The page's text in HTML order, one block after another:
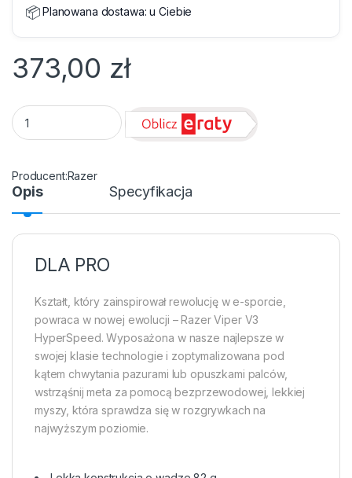
📦Planowana dostawa:u Ciebie
373,00 zł
Mysz Razer Viper V3 quantity
Razer
Opis Specyfikacja
DLA PRO
Kształt, który zainspirował rewolucję w e-sporcie,
powraca w nowej ewolucji – Razer Viper V3
HyperSpeed. Wyposażona w nasze najlepsze w
swojej klasie technologie i zoptymalizowana pod
kątem chwytania pazurami lub opuszkami palców,
wstrząśnij meta za pomocą bezprzewodowej, lekkiej
myszy, która sprawdza się w rozgrywkach na
najwyższym poziomie.